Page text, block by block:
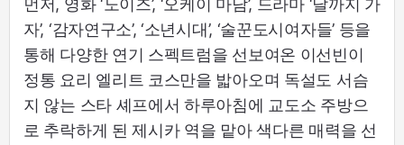
먼저, 영화 ‘노이즈’, ‘오케이 마담’, 드라마 ‘달까지 가
자’, ‘감자연구소’, ‘소년시대’, ‘술꾼도시여자들’ 등을
통해 다양한 연기 스펙트럼을 선보여온 이선빈이
정통 요리 엘리트 코스만을 밟아오며 독설도 서슴
지 않는 스타 셰프에서 하루아침에 교도소 주방으
로 추락하게 된 제시카 역을 맡아 색다른 매력을 선